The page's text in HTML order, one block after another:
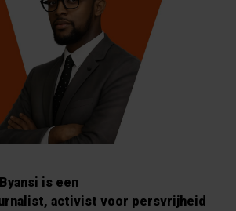
is een
activist voor persvrijheid